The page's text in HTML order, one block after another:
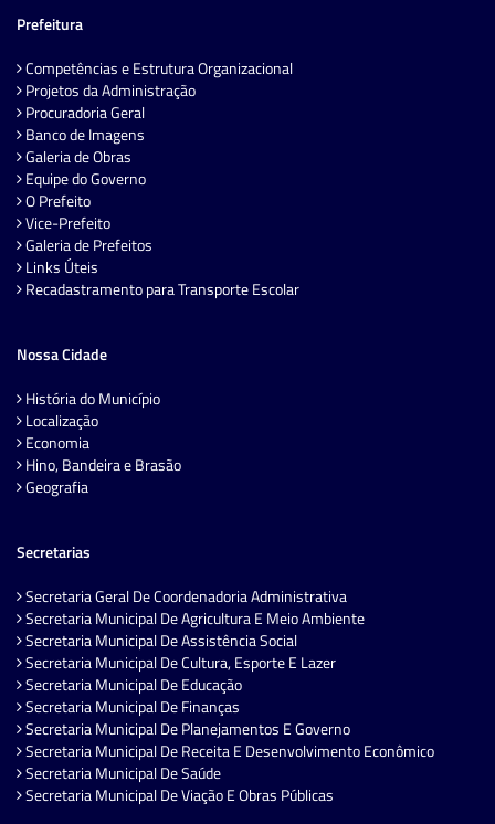
Prefeitura
Competências e Estrutura Organizacional
Projetos da Administração
Procuradoria Geral
Banco de Imagens
Galeria de Obras
Equipe do Governo
O Prefeito
Vice-Prefeito
Galeria de Prefeitos
Links Úteis
Recadastramento para Transporte Escolar
Nossa Cidade
História do Município
Localização
Economia
Hino, Bandeira e Brasão
Geografia
Secretarias
Secretaria Geral De Coordenadoria Administrativa
Secretaria Municipal De Agricultura E Meio Ambiente
Secretaria Municipal De Assistência Social
Secretaria Municipal De Cultura, Esporte E Lazer
Secretaria Municipal De Educação
Secretaria Municipal De Finanças
Secretaria Municipal De Planejamentos E Governo
Secretaria Municipal De Receita E Desenvolvimento Econômico
Secretaria Municipal De Saúde
Secretaria Municipal De Viação E Obras Públicas